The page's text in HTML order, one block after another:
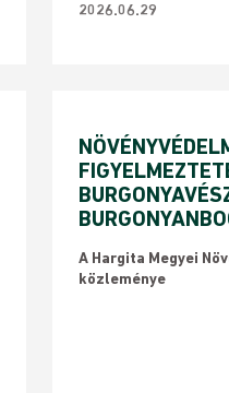
2026.06.29
​A Hargita Megyei
közleménye